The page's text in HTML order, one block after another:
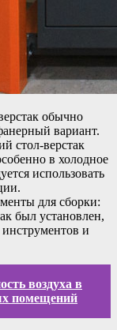
обычно
вариант.
стол-верстак
в холодное
использовать
для сборки:
был установлен,
инструментов и
воздуха в
помещений